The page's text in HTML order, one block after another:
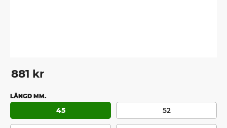
881 kr
LÄNGD MM.
45 52